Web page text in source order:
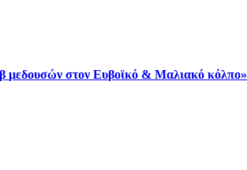
μεδουσών στον Ευβοϊκό & Μαλιακό κόλπο»